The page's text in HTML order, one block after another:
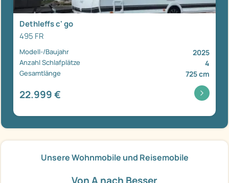
Dethleffs c' go
495 FR
Modell-/Baujahr 2025
Anzahl Schlafplätze 4
Gesamtlänge 725 cm
22.999 €
Unsere Wohnmobile und Reisemobile